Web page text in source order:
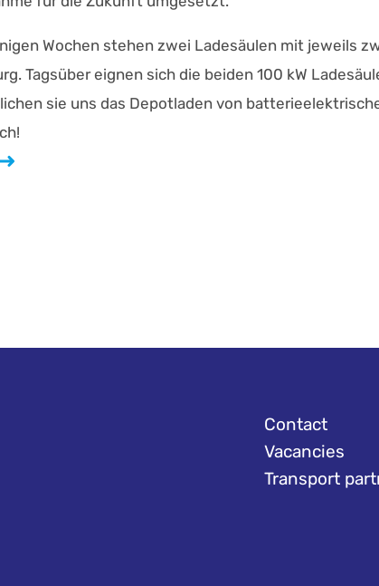
Wochen stehen zwei Ladesäulen mit jeweils
Tagsüber eignen sich die beiden 100 kW
sie uns das Depotladen von
Contact
Vacancies
Transport